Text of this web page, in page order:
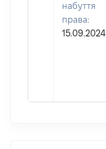
набуття
права:
15.09.2024